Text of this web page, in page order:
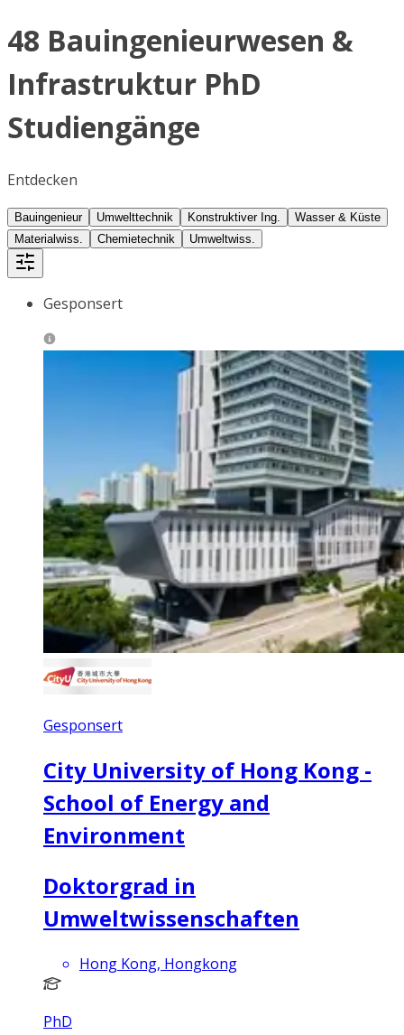
48 Bauingenieurwesen &
Infrastruktur PhD
Studiengänge
Entdecken
Bauingenieur Umwelttechnik Konstruktiver Ing.
Wasser & Küste
Materialwiss.
Chemietechnik Umweltwiss.
Gesponsert
Gesponsert
City University of Hong Kong -
School of Energy and
Environment
Doktorgrad in
Umweltwissenschaften
Hong Kong, Hongkong
PhD